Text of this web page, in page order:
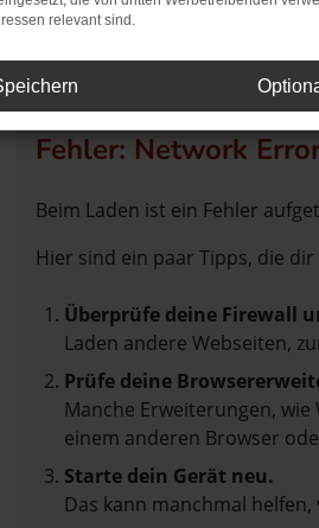
Fehler: Network
Beim Laden ist ein Fehler
Hier sind ein paar Tipps, die
Überprüfe deine Firewall
Laden andere Webseiten,
Prüfe deine
Manche Erweiterungen,
einem anderen Browser
Starte dein Gerät neu.
Das kann manchmal
relevant sind.